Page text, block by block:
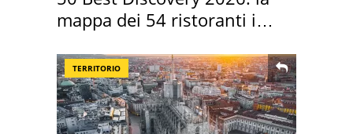
mappa dei 54 ristoranti in
TERRITORIO